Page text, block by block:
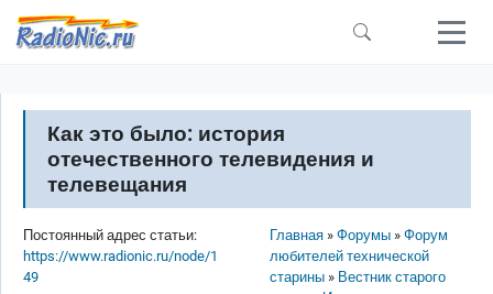
Перейти к основному содержанию
Как это было: история
отечественного телевидения и
телевещания
Строка навигации
Главная Форумы
Форум
любителей технической
старины
Вестник старого
Постоянный адрес статьи:
https://www.radionic.ru/node/1
49